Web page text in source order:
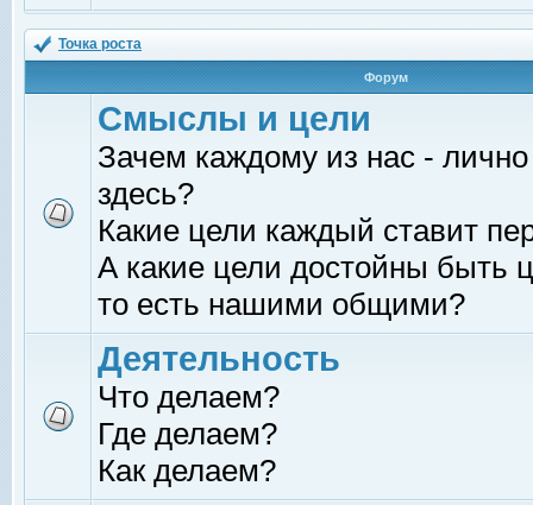
Точка роста
Форум
Смыслы и цели
Зачем каждому из нас -
здесь?
Какие цели каждый ставит
А какие цели достойны быть
то есть нашими общими?
Деятельность
Что делаем?
Где делаем?
Как делаем?